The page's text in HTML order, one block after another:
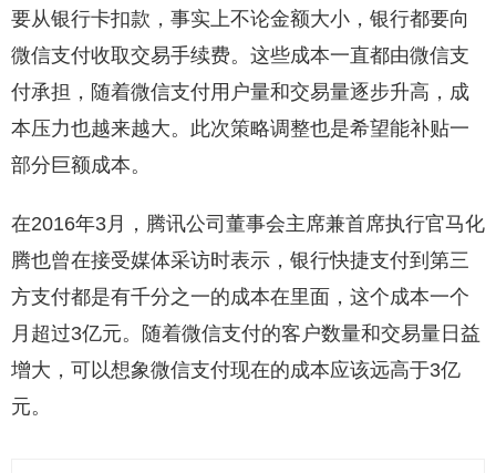
要从银行卡扣款，事实上不论金额大小，银行都要向
微信支付收取交易手续费。这些成本一直都由微信支
付承担，随着微信支付用户量和交易量逐步升高，成
本压力也越来越大。此次策略调整也是希望能补贴一
部分巨额成本。
在2016年3月，腾讯公司董事会主席兼首席执行官马化
腾也曾在接受媒体采访时表示，银行快捷支付到第三
方支付都是有千分之一的成本在里面，这个成本一个
月超过3亿元。随着微信支付的客户数量和交易量日益
增大，可以想象微信支付现在的成本应该远高于3亿
元。